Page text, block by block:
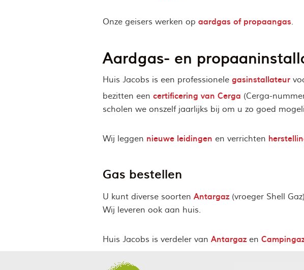
Onze geisers werken op aardgas of propaangas.
Aardgas- en
Huis Jacobs is een professionele gasinstallateur
bezitten een certificering van Cerga (Cerga-
scholen we onszelf jaarlijks bij om u zo goed
Wij leggen nieuwe leidingen en verrichten
Gas bestellen
U kunt diverse soorten Antargaz (vroeger Shell
Wij leveren ook aan huis.
Huis Jacobs is verdeler van Antargazen